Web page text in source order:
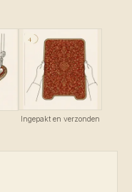
4
Ingepakt en verzonden